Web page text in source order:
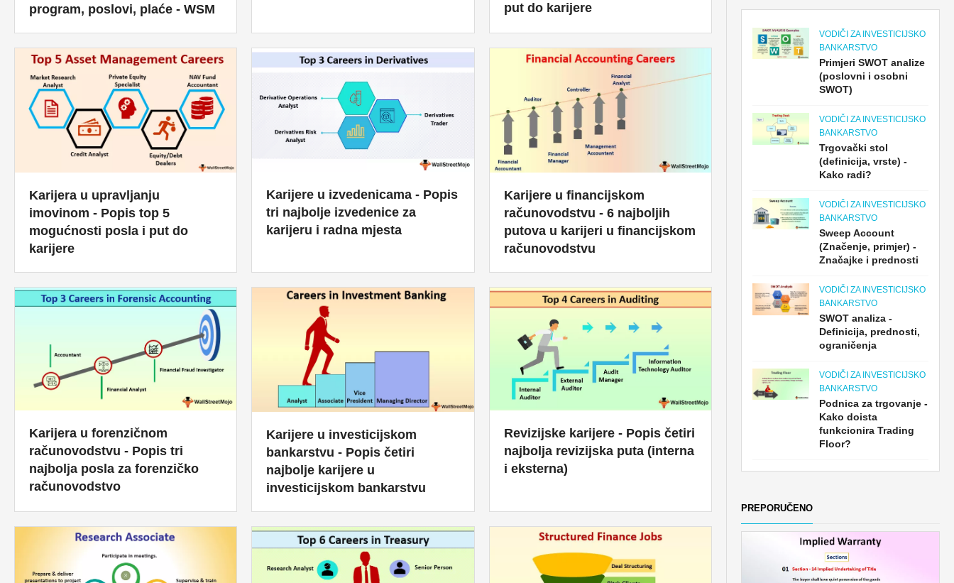
upravljanje
rizikom
program, poslovi, plaće - WSM
put do karijere
Karijera u upravljanju
imovinom - Popis top 5
mogućnosti posla i put do
karijere
Karijere u izvedenicama - Popis
tri najbolje izvedenice za
karijeru i radna mjesta
Karijere u financijskom
računovodstvu - 6 najboljih
putova u karijeri u financijskom
računovodstvu
Karijera u forenzičnom
računovodstvu - Popis tri
najbolja posla za forenzičko
računovodstvo
Karijere u investicijskom
bankarstvu - Popis četiri
najbolje karijere u
investicijskom bankarstvu
Revizijske karijere - Popis četiri
najbolja revizijska puta (interna
i eksterna)
VODIČI ZA INVESTICIJSKO
BANKARSTVO
Primjeri SWOT analize
(poslovni i osobni
SWOT)
VODIČI ZA INVESTICIJSKO
BANKARSTVO
Trgovački stol
(definicija, vrste) -
Kako radi?
VODIČI ZA INVESTICIJSKO
BANKARSTVO
Sweep Account
(Značenje, primjer) -
Značajke i prednosti
VODIČI ZA INVESTICIJSKO
BANKARSTVO
SWOT analiza -
Definicija, prednosti,
ograničenja
VODIČI ZA INVESTICIJSKO
BANKARSTVO
Podnica za trgovanje -
Kako doista
funkcionira Trading
Floor?
PREPORUČENO